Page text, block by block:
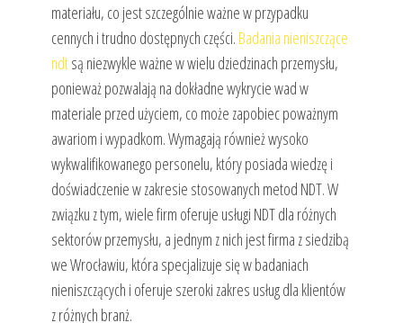
materiału, co jest szczególnie ważne w przypadku
cennych i trudno dostępnych części. Badania nieniszczące
ndtsą niezwykle ważne w wielu dziedzinach przemysłu,
ponieważ pozwalają na dokładne wykrycie wad w
materiale przed użyciem, co może zapobiec poważnym
awariom i wypadkom. Wymagają również wysoko
wykwalifikowanego personelu, który posiada wiedzę i
doświadczenie w zakresie stosowanych metod NDT. W
związku z tym, wiele firm oferuje usługi NDT dla różnych
sektorów przemysłu, a jednym z nich jest firma z siedzibą
we Wrocławiu, która specjalizuje się w badaniach
nieniszczących i oferuje szeroki zakres usług dla klientów
z różnych branż.